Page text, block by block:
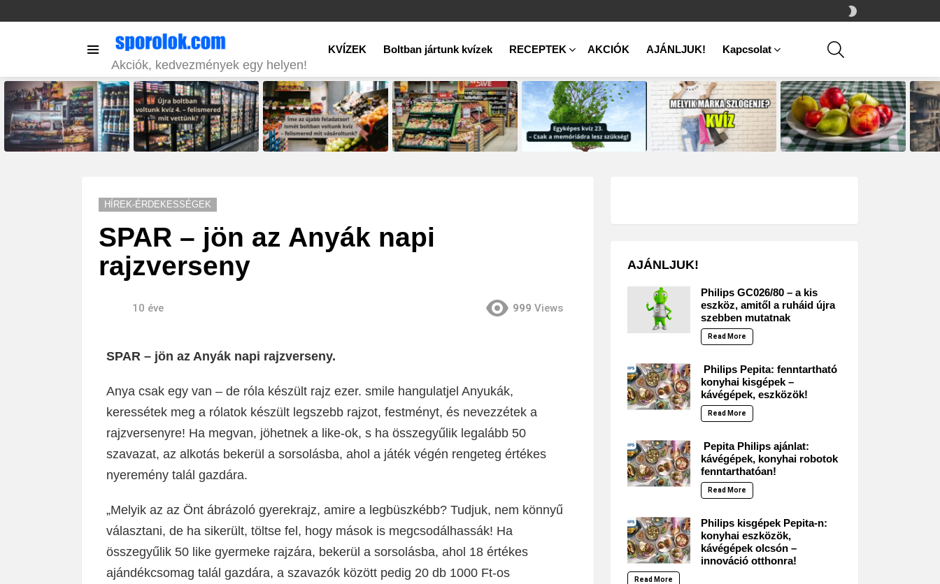
SKIN
Akciók, kedvezmények egy helyen!
KVÍZEK Boltban jártunk kvízek RECEPTEK AKCIÓK AJÁNLJUK! Kapcsolat
STORIES
HÍREK-ÉRDEKESSÉGEK
SPAR – jön az Anyák napi
rajzverseny
10 éve 999 Views
SPAR – jön az Anyák napi rajzverseny.
Anya csak egy van – de róla készült rajz ezer. smile hangulatjel Anyukák,
keressétek meg a rólatok készült legszebb rajzot, festményt, és nevezzétek a
rajzversenyre! Ha megvan, jöhetnek a like-ok, s ha összegyűlik legalább 50
szavazat, az alkotás bekerül a sorsolásba, ahol a játék végén rengeteg értékes
nyeremény talál gazdára.
„Melyik az az Önt ábrázoló gyerekrajz, amire a legbüszkébb? Tudjuk, nem könnyű
választani, de ha sikerült, töltse fel, hogy mások is megcsodálhassák! Ha
összegyűlik 50 like gyermeke rajzára, bekerül a sorsolásba, ahol 18 értékes
ajándékcsomag talál gazdára, a szavazók között pedig 20 db 1000 Ft-os
AJÁNLJUK!
Philips GC026/80 – a kis
eszköz, amitől a ruháid újra
szebben mutatnak
Read More
Philips Pepita: fenntartható
konyhai kisgépek –
kávégépek, eszközök!
Read More
Pepita Philips ajánlat:
kávégépek, konyhai robotok
fenntarthatóan!
Read More
Philips kisgépek Pepita-n:
konyhai eszközök,
kávégépek olcsón –
innováció otthonra!
Read More